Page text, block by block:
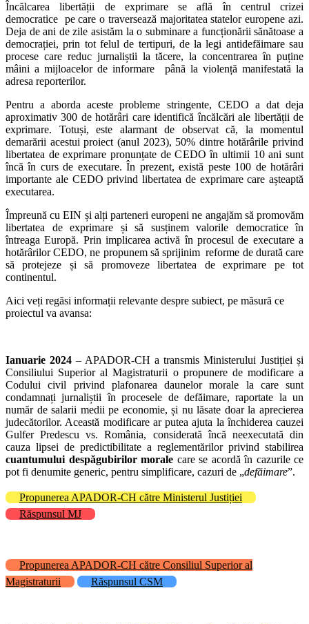
Încălcarea libertății de exprimare se află în centrul crizei
democratice pe care o traversează majoritatea statelor europene azi.
Deja de ani de zile asistăm la o subminare a funcționării sănătoase a
democrației, prin tot felul de tertipuri, de la legi antidefăimare sau
procese care reduc jurnaliștii la tăcere, la concentrarea în puține
mâini a mijloacelor de informare până la violență manifestată la
adresa reporterilor.
Pentru a aborda aceste probleme stringente, CEDO a dat deja
aproximativ 300 de hotărâri care identifică încălcări ale libertății de
exprimare. Totuși, este alarmant de observat că, la momentul
demarării acestui proiect (anul 2023), 50% dintre hotărârile privind
libertatea de exprimare pronunțate de CEDO în ultimii 10 ani sunt
încă în curs de executare. În prezent, există peste 100 de hotărâri
importante ale CEDO privind libertatea de exprimare care așteaptă
executarea.
Împreună cu EIN și alți parteneri europeni ne angajăm să promovăm
libertatea de exprimare și să susținem valorile democratice în
întreaga Europă. Prin implicarea activă în procesul de executare a
hotărârilor CEDO, ne propunem să sprijinim reforme de durată care
să protejeze și să promoveze libertatea de exprimare pe tot
continentul.
Aici veți regăsi informații relevante despre subiect, pe măsură ce
proiectul va avansa:
Ianuarie 2024 – APADOR-CH a transmis Ministerului Justiției și
Consiliului Superior al Magistraturii o propunere de modificare a
Codului civil privind plafonarea daunelor morale la care sunt
condamnați jurnaliștii în procesele de defăimare, raportate la un
număr de salarii medii pe economie, și nu lăsate doar la aprecierea
judecătorilor. Această modificare ar putea ajuta la închiderea cauzei
Gulfer Predescu vs. România, considerată încă neexecutată din
cauza lipsei de predictibilitate a reglementărilor privind stabilirea
cuantumului despăgubirilor morale care se acordă în cazurile ce
pot fi denumite generic, pentru simplificare, cazuri de „defăimare”.
Propunerea APADOR-CH către Ministerul Justiției
Răspunsul MJ
Propunerea APADOR-CH către Consiliul Superior al
Magistraturii
Răspunsul CSM